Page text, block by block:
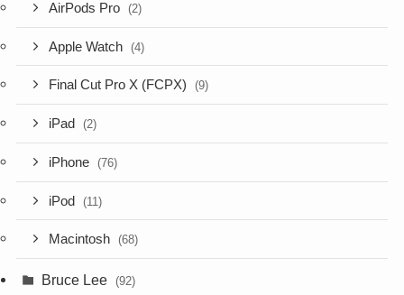
AirPods Pro (2)
Apple Watch (4)
Final Cut Pro X (FCPX) (9)
iPad (2)
iPhone (76)
iPod (11)
Macintosh (68)
Bruce Lee (92)